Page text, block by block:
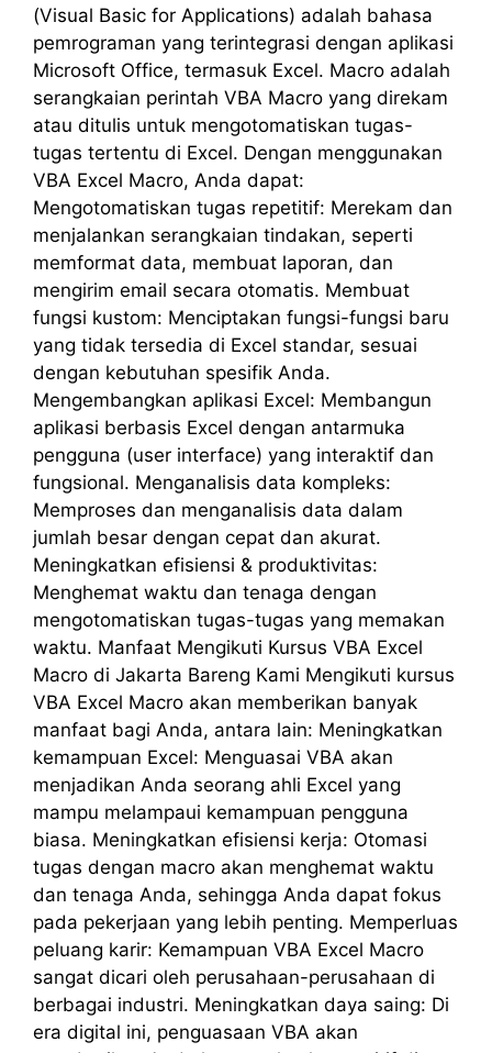
(Visual Basic for Applications) adalah bahasa
pemrograman yang terintegrasi dengan aplikasi
Microsoft Office, termasuk Excel. Macro adalah
serangkaian perintah VBA Macro yang direkam
atau ditulis untuk mengotomatiskan tugas-
tugas tertentu di Excel. Dengan menggunakan
VBA Excel Macro, Anda dapat:
Mengotomatiskan tugas repetitif: Merekam dan
menjalankan serangkaian tindakan, seperti
memformat data, membuat laporan, dan
mengirim email secara otomatis. Membuat
fungsi kustom: Menciptakan fungsi-fungsi baru
yang tidak tersedia di Excel standar, sesuai
dengan kebutuhan spesifik Anda.
Mengembangkan aplikasi Excel: Membangun
aplikasi berbasis Excel dengan antarmuka
pengguna (user interface) yang interaktif dan
fungsional. Menganalisis data kompleks:
Memproses dan menganalisis data dalam
jumlah besar dengan cepat dan akurat.
Meningkatkan efisiensi & produktivitas:
Menghemat waktu dan tenaga dengan
mengotomatiskan tugas-tugas yang memakan
waktu. Manfaat Mengikuti Kursus VBA Excel
Macro di Jakarta Bareng Kami Mengikuti kursus
VBA Excel Macro akan memberikan banyak
manfaat bagi Anda, antara lain: Meningkatkan
kemampuan Excel: Menguasai VBA akan
menjadikan Anda seorang ahli Excel yang
mampu melampaui kemampuan pengguna
biasa. Meningkatkan efisiensi kerja: Otomasi
tugas dengan macro akan menghemat waktu
dan tenaga Anda, sehingga Anda dapat fokus
pada pekerjaan yang lebih penting. Memperluas
peluang karir: Kemampuan VBA Excel Macro
sangat dicari oleh perusahaan-perusahaan di
berbagai industri. Meningkatkan daya saing: Di
era digital ini, penguasaan VBA akan